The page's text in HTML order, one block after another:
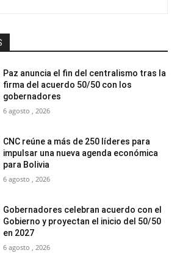
Paz anuncia el fin del centralismo tras la
firma del acuerdo 50/50 con los
gobernadores
6 agosto , 2026
CNC reúne a más de 250 líderes para
impulsar una nueva agenda económica
para Bolivia
6 agosto , 2026
Gobernadores celebran acuerdo con el
Gobierno y proyectan el inicio del 50/50
en 2027
6 agosto , 2026